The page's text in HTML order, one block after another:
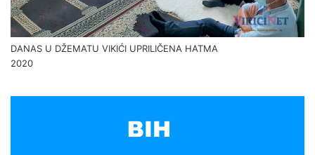
DANAS U DŽEMATU VIKIĆI UPRILIČENA HATMA
2020